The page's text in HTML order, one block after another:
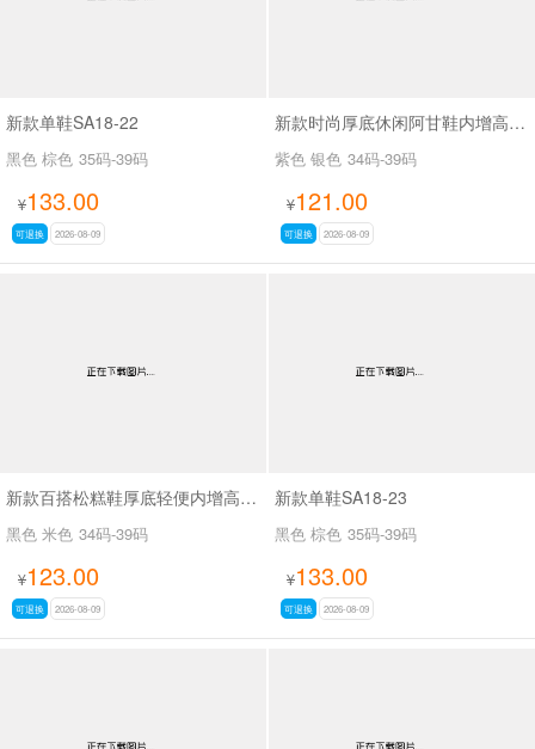
新款单鞋SA18-22
黑色 棕色 35码-39码
¥133.00
可退换 2026-08-09
新款时尚厚底休闲阿甘鞋内增高休闲鞋 SA2165
紫色 银色 34码-39码
¥121.00
可退换 2026-08-09
新款百搭松糕鞋厚底轻便内增高休闲鞋SA2168
黑色 米色 34码-39码
¥123.00
可退换 2026-08-09
新款单鞋SA18-23
黑色 棕色 35码-39码
¥133.00
可退换 2026-08-09